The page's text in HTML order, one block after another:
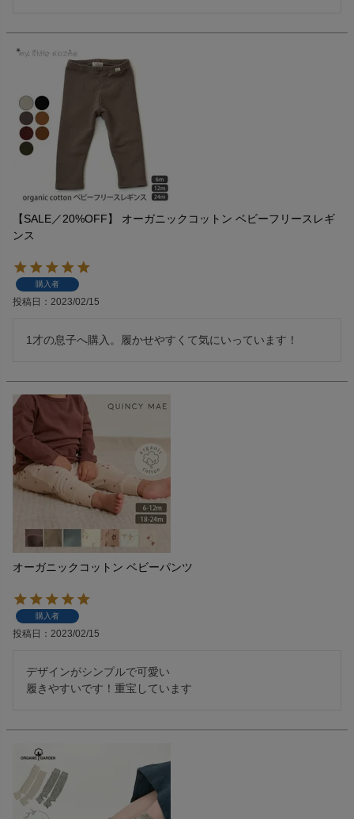
【SALE／20%OFF】 オーガニックコットン ベビーフリースレギ
ンス
購入者
投稿日 2023/02/15
1才の息子へ購入。履かせやすくて気にいっています！
オーガニックコットン ベビーパンツ
購入者
投稿日 2023/02/15
デザインがシンプルで可愛い
履きやすいです！重宝しています